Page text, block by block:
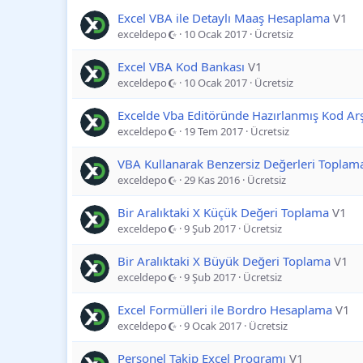
Excel VBA ile Detaylı Maaş Hesaplama V1
exceldepo 10 Ocak 2017 Ücretsiz
Excel VBA Kod Bankası V1
exceldepo 10 Ocak 2017 Ücretsiz
Excelde Vba Editöründe Hazırlanmış Kod
exceldepo 19 Tem 2017 Ücretsiz
VBA Kullanarak Benzersiz Değerleri
exceldepo 29 Kas 2016 Ücretsiz
Bir Aralıktaki X Küçük Değeri Toplama V1
exceldepo 9 Şub 2017 Ücretsiz
Bir Aralıktaki X Büyük Değeri Toplama V1
exceldepo 9 Şub 2017 Ücretsiz
Excel Formülleri ile Bordro Hesaplama V1
exceldepo 9 Ocak 2017 Ücretsiz
Personel Takip Excel Programı V1